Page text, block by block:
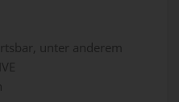
unter anderem